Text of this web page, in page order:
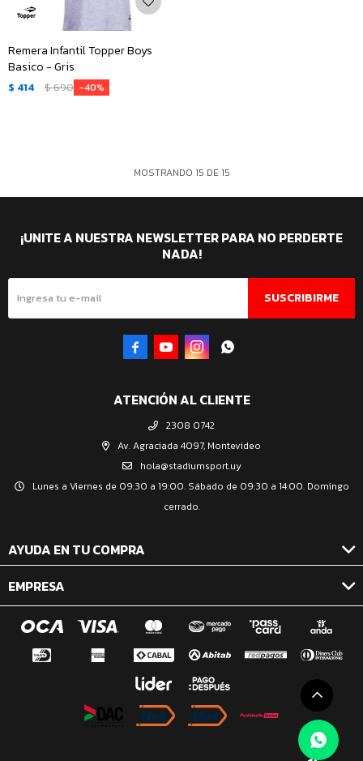
Remera Infantil Topper Boys
Basico - Gris
$ 414 $690 40
MOSTRANDO 15 DE15
ATENCIÓN AL CLIENTE
2308 0742
Av. Agraciada 4097, Montevideo
hola@stadiumsport.uy
Lunes a Viernes de 09:30 a 19:00. Sábado de 09:30 a 14:00. Domingo
cerrado.
AYUDA EN TU COMPRA
EMPRESA
¡UNITE A NUESTRA NEWSLETTER PARA NO PERDERTE
NADA!
SUSCRIBIRME
   